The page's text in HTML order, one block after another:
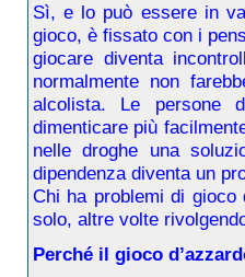
Sì, e lo può essere in
gioco, è fissato con i
giocare diventa
normalmente non
alcolista. Le persone
dimenticare più
nelle droghe una
dipendenza diventa un
Chi ha problemi di gioco
solo, altre volte
Perché il gioco